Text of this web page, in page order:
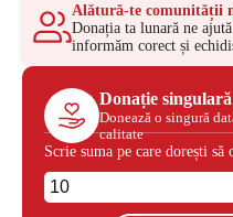
Alătură-te comunității
Donația ta lunară ne
informăm corect și
Donație singulară
Donează o singură
calitate
Scrie suma pe care dorești să